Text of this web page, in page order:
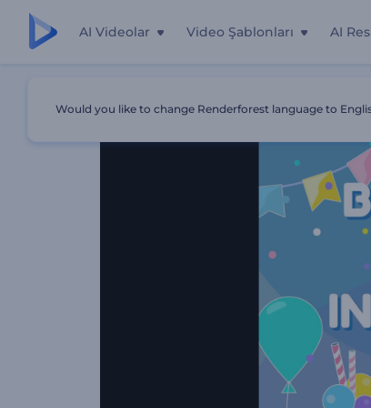
AI Videolar Video Şablonları AI
Would you like to change Renderforest language to